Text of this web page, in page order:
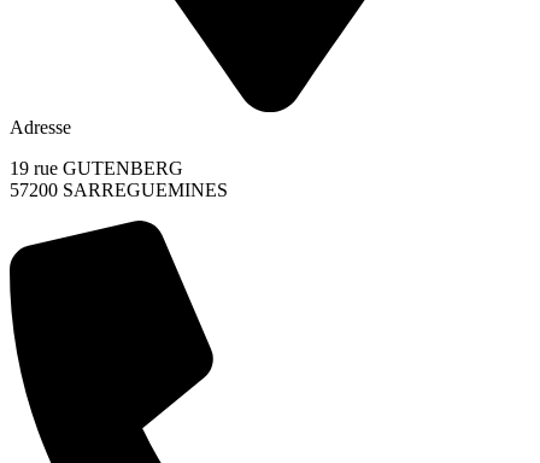
Adresse
19 rue GUTENBERG
57200 SARREGUEMINES